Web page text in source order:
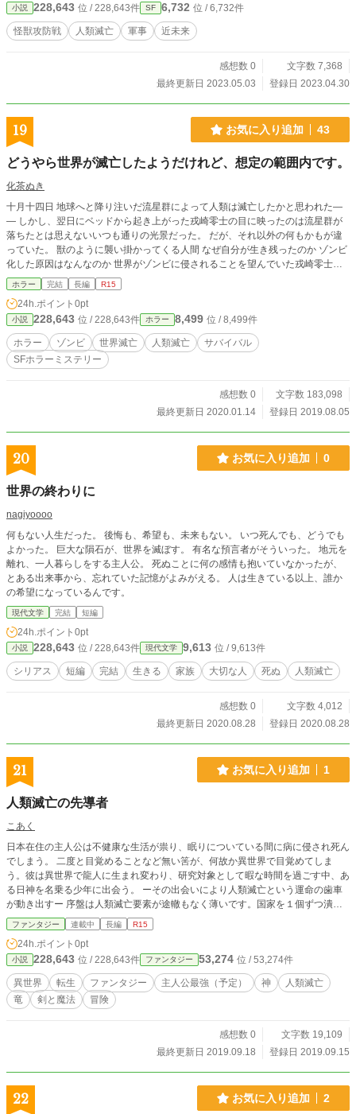
小説 228,643 位 / 228,643件 SF 6,732 位 / 6,732件
怪獣攻防戦 人類滅亡 軍事 近未来
感想数 0
文字数 7,368
最終更新日 2023.05.03
登録日 2023.04.30
19 お気に入り追加 43
どうやら世界が滅亡したようだけれど、想定の範囲内です。
化茶ぬき
十月十四日 地球へと降り注いだ流星群によって人類は滅亡したかと思われた―
― しかし、翌日にベッドから起き上がった戎崎零士の目に映ったのは流星群が
落ちたとは思えないいつも通りの光景だった。 だが、それ以外の何もかもが違
っていた。 獣のように襲い掛かってくる人間 なぜ自分が生き残ったのか ゾンビ
化した原因はなんなのか 世界がゾンビに侵されることを望んでいた戎崎零士が
世界に起きた原因を探るために動き出す――
ホラー 完結 長編 R15
24h.ポイント 0pt
小説 228,643 位 / 228,643件 ホラー 8,499 位 / 8,499件
ホラー ゾンビ 世界滅亡 人類滅亡
サバイバル
SFホラーミステリー
感想数 0
文字数 183,098
最終更新日 2020.01.14
登録日 2019.08.05
20 お気に入り追加 0
世界の終わりに
nagiyoooo
何もない人生だった。 後悔も、希望も、未来もない。 いつ死んでも、どうでも
よかった。 巨大な隕石が、世界を滅ぼす。 有名な預言者がそういった。 地元を
離れ、一人暮らしをする主人公。 死ぬことに何の感情も抱いていなかったが、
とある出来事から、忘れていた記憶がよみがえる。 人は生きている以上、誰か
の希望になっているんです。
現代文学 完結 短編
24h.ポイント 0pt
小説 228,643 位 / 228,643件 現代文学 9,613 位 / 9,613件
シリアス 短編 完結 生きる 家族 大切な人 死ぬ 人類滅亡
感想数 0
文字数 4,012
最終更新日 2020.08.28
登録日 2020.08.28
21 お気に入り追加 1
人類滅亡の先導者
こあく
日本在住の主人公は不健康な生活が祟り、眠りについている間に病に侵され死ん
でしまう。 二度と目覚めることなど無い筈が、何故か異世界で目覚めてしま
う。彼は異世界で龍人に生まれ変わり、研究対象として暇な時間を過ごす中、あ
る日神を名乗る少年に出会う。 ーその出会いにより人類滅亡という運命の歯車
が動き出すー 序盤は人類滅亡要素が途轍もなく薄いです。国家を１個ずつ潰す
方式なので遅いです。 一応人類滅亡が目的ですがゆるゆるに異世界旅なんかも
ついでにしています。 ※章の設定について 世界＞章 の大きさになっておりま
す。 ＊＊＊＊＊＊＊＊＊＊＊＊＊＊＊＊＊＊ アルファポリスでは処女作となり
ます。拙い文が目立ちますが温かい目で見守ってくださると助かります。 ※ス
マホで書いているので読みにくい場合がございます。 副題 『神様と一緒に人類
滅亡をする羽目になったんだが、周りが強すぎて目立たない』
ファンタジー 連載中 長編 R15
24h.ポイント 0pt
小説 228,643 位 / 228,643件 ファンタジー 53,274 位 / 53,274件
異世界 転生 ファンタジー 主人公最強（予定） 神
人類滅亡
竜
剣と魔法 冒険
感想数 0
文字数 19,109
最終更新日 2019.09.18
登録日 2019.09.15
22 お気に入り追加 2